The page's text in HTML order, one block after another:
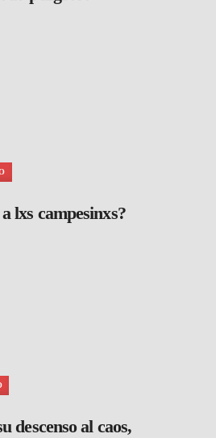
lxs campesinxs?
descenso al caos,